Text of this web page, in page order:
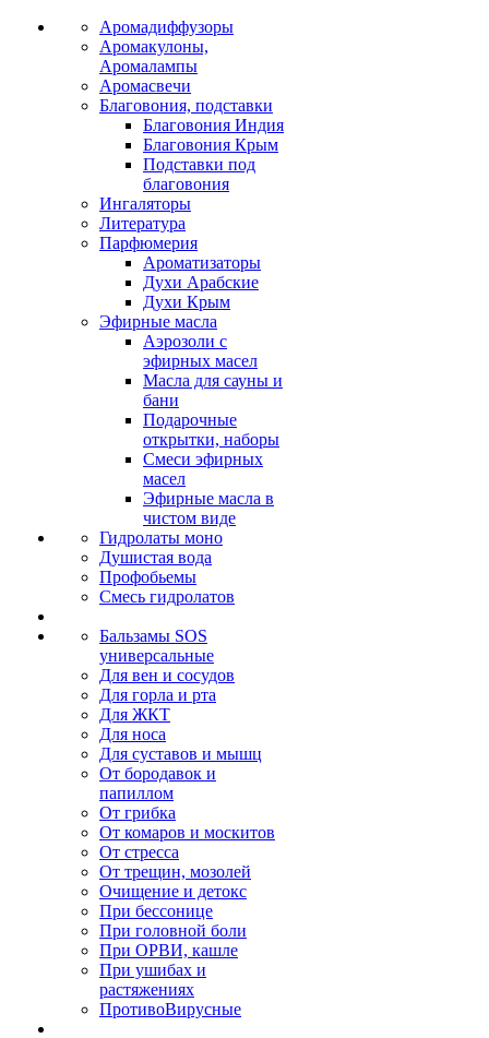
Аромадиффузоры
Аромакулоны,
Аромалампы
Аромасвечи
Благовония, подставки
Благовония Индия
Благовония Крым
Подставки под
благовония
Ингаляторы
Литература
Парфюмерия
Ароматизаторы
Духи Арабские
Духи Крым
Эфирные масла
Аэрозоли с
эфирных масел
Масла для сауны и
бани
Подарочные
открытки, наборы
Смеси эфирных
масел
Эфирные масла в
чистом виде
Гидролаты моно
Душистая вода
Профобьемы
Смесь гидролатов
Бальзамы SOS
универсальные
Для вен и сосудов
Для горла и рта
Для ЖКТ
Для носа
Для суставов и мышц
От бородавок и
папиллом
От грибка
От комаров и москитов
От стресса
От трещин, мозолей
Очищение и детокс
При бессонице
При головной боли
При ОРВИ, кашле
При ушибах и
растяжениях
ПротивоВирусные